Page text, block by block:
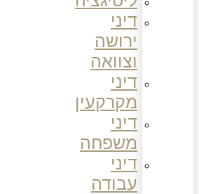
דיני
ירושה
וצוואה
דיני
מקרקעין
דיני
משפחה
דיני
עבודה